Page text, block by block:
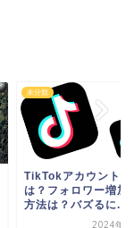
未分類
TikTokアカウントの
は？フォロワー増加
方法は？バズるに...
2024年6